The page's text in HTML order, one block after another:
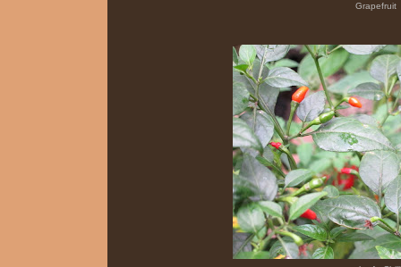
Grapefruit